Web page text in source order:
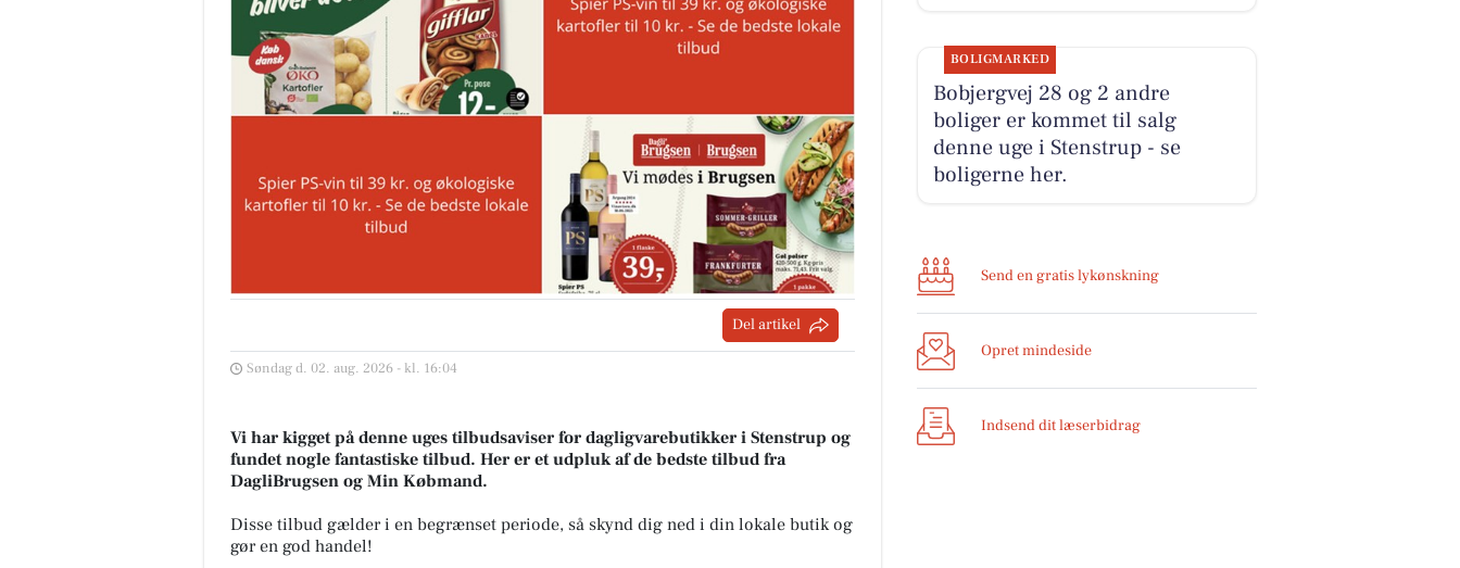
Del artikel
Søndag d. 02. aug. 2026 - kl. 16:04
Vi har kigget på denne uges tilbudsaviser for dagligvarebutikker i Stenstrup og
fundet nogle fantastiske tilbud. Her er et udpluk af de bedste tilbud fra
DagliBrugsen og Min Købmand.
Disse tilbud gælder i en begrænset periode, så skynd dig ned i din lokale butik og
gør en god handel!
BOLIGMARKED
Bobjergvej 28 og 2 andre
boliger er kommet til salg
denne uge i Stenstrup - se
boligerne her.
Send en gratis lykønskning
Opret mindeside
Indsend dit læserbidrag